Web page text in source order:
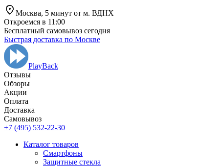
Москва, 5 минут от м. ВДНХ
Откроемся в 11:00
Бесплатный самовывоз сегодня
Быстрая доставка по Москве
PlayBack
Отзывы
Обзоры
Aкции
Оплата
Доставка
Самовывоз
+7 (495) 532-22-30
Каталог товаров
Смартфоны
Защитные стекла